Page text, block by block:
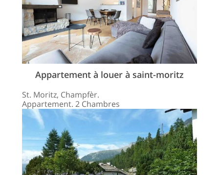
Appartement à louer à saint-moritz
St. Moritz, Champfèr.
Appartement. 2 Chambres